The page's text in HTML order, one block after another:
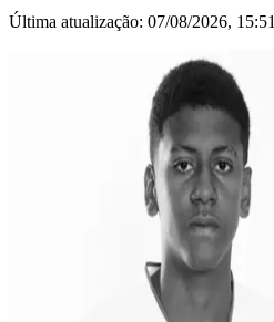
Última atualização: 07/08/2026, 15:51